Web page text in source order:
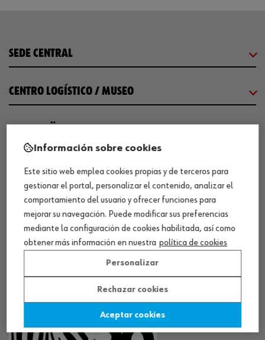
SEDE CENTRAL
CENTRO LOGÍSTICO / MUSEO
COMUNICACIÓN
WORKINWÜRTH
NUESTROS CERTIFICADOS
¡WÜRTH EMPRESA SOLIDARIA!
Información sobre cookies
Este sitio web emplea cookies propias y de terceros para
gestionar el portal, personalizar el contenido, analizar el
comportamiento del usuario y ofrecer funciones para
mejorar su navegación. Puede modificar sus preferencias
mediante la configuración de cookies habilitada, así como
obtener más información en nuestra política de cookies
Personalizar
Rechazar cookies
Aceptar cookies